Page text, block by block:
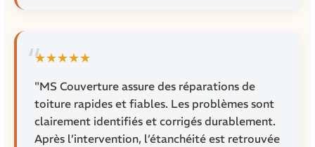
★★★★★
"MS Couverture assure des réparations de
toiture rapides et fiables. Les problèmes sont
clairement identifiés et corrigés durablement.
Après l’intervention, l’étanchéité est retrouvée